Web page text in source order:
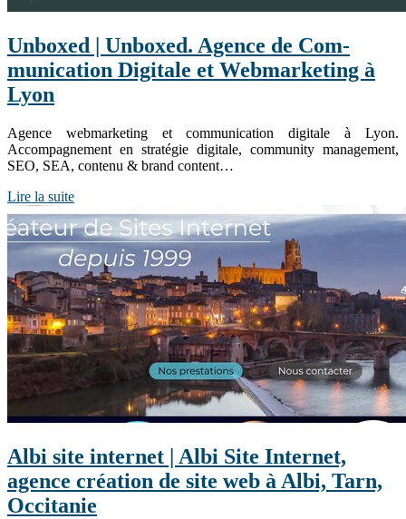
Unboxed | Unboxed. Agence de Com­
munica­tion Digitale et Web­mar­ke­ting à
Lyon
Agence webmarketing et communication digitale à Lyon.
Accompagnement en stratégie digitale, community management,
SEO, SEA, contenu & brand content…
Lire la suite
Albi site internet | Albi Site Internet,
agence création de site web à Albi, Tarn,
Occitanie